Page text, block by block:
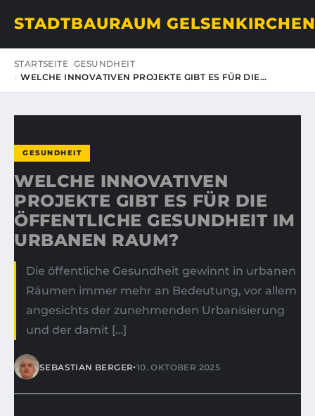
STADTBAURAUM GELSENKIRCHEN
STARTSEITE GESUNDHEIT
WELCHE INNOVATIVEN PROJEKTE GIBT ES FÜR DIE…
GESUNDHEIT
WELCHE INNOVATIVEN
PROJEKTE GIBT ES FÜR DIE
ÖFFENTLICHE GESUNDHEIT IM
URBANEN RAUM?
Die öffentliche Gesundheit gewinnt in urbanen
Räumen immer mehr an Bedeutung, vor allem
angesichts der zunehmenden Urbanisierung
und der damit […]
SEBASTIAN BERGER•10. OKTOBER 2025